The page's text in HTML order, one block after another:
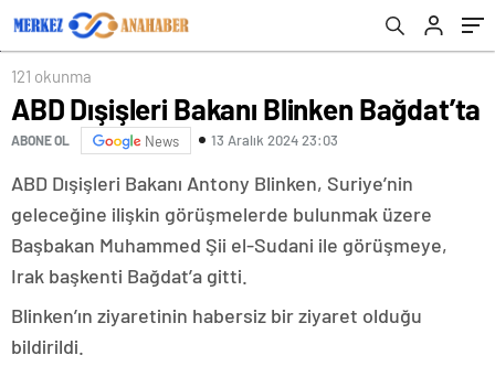
121 okunma
ABD Dışişleri Bakanı Blinken Bağdat’ta
ABONE OL News 13 Aralık 2024 23:03
ABD Dışişleri Bakanı Antony Blinken, Suriye’nin
geleceğine ilişkin görüşmelerde bulunmak üzere
Başbakan Muhammed Şii el-Sudani ile görüşmeye,
Irak başkenti Bağdat’a gitti.
Blinken’ın ziyaretinin habersiz bir ziyaret olduğu
bildirildi.